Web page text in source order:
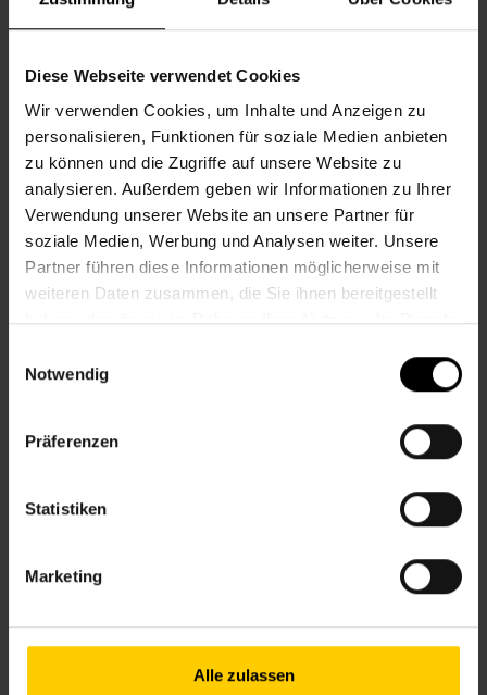
Diese Webseite verwendet Cookies
Wir verwenden Cookies, um Inhalte und Anzeigen zu
personalisieren, Funktionen für soziale Medien anbieten
zu können und die Zugriffe auf unsere Website zu
analysieren. Außerdem geben wir Informationen zu Ihrer
Verwendung unserer Website an unsere Partner für
soziale Medien, Werbung und Analysen weiter. Unsere
Partner führen diese Informationen möglicherweise mit
weiteren Daten zusammen, die Sie ihnen bereitgestellt
haben oder die sie im Rahmen Ihrer Nutzung der Dienste
Notwendig
Präferenzen
Statistiken
Marketing
Alle zulassen
©Foto: AdobeStock/zinkevych©
Beginn Mittwoch, 11.06.2025,10.00 -
11.00
Unkostenbeitrag Freie Spende
Veranstalter Nachbarschaftszentrum 06
+43 1 512 36 61-3300
nachbarschaftszentren.wien
Anfahrt
U3/U6 – Westbahnhof
U6 – Gumpendorfer Straße